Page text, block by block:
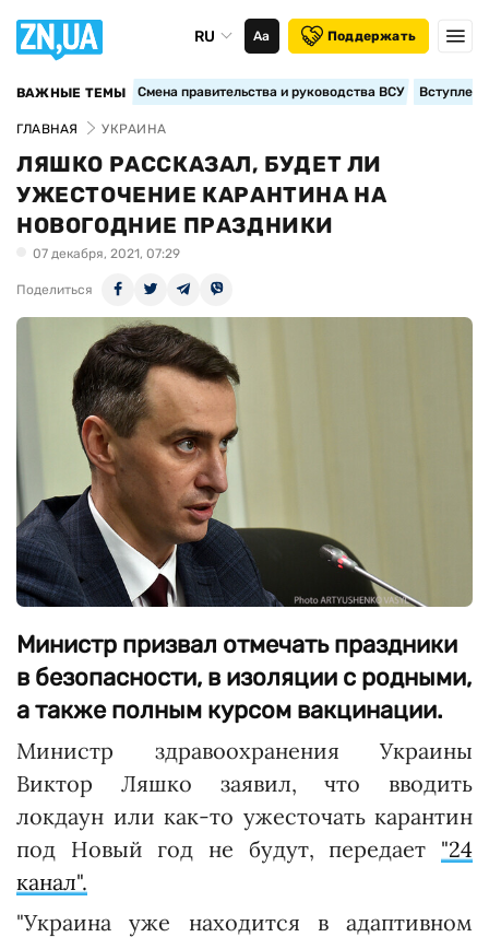
RU Аа Поддержать
ВАЖНЫЕ ТЕМЫ Смена правительства и руководства ВСУ
ГЛАВНАЯ УКРАИНА
ЛЯШКО РАССКАЗАЛ, БУДЕТ ЛИ
УЖЕСТОЧЕНИЕ КАРАНТИНА НА
НОВОГОДНИЕ ПРАЗДНИКИ
07 декабря, 2021, 07:29
Поделиться
Министр призвал отмечать праздники
в безопасности, в изоляции с родными,
а также полным курсом вакцинации.
Министр здравоохранения Украины
Виктор Ляшко заявил, что вводить
локдаун или как-то ужесточать карантин
под Новый год не будут, передает "24
канал".
"Украина уже находится в адаптивном